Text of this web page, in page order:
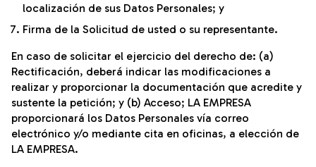
localización de sus Datos Personales; y
Firma de la Solicitud de usted o su representante.
En caso de solicitar el ejercicio del derecho de: (a)
Rectificación, deberá indicar las modificaciones a
realizar y proporcionar la documentación que acredite y
sustente la petición; y (b) Acceso; LA EMPRESA
proporcionará los Datos Personales vía correo
electrónico y/o mediante cita en oficinas, a elección de
LA EMPRESA.